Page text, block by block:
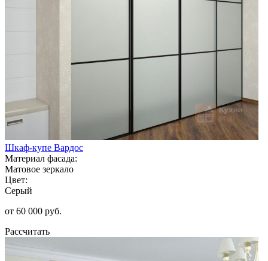
Шкаф-купе Вардос
Материал фасада:
Матовое зеркало
Цвет:
Серый
от 60 000 руб.
Рассчитать